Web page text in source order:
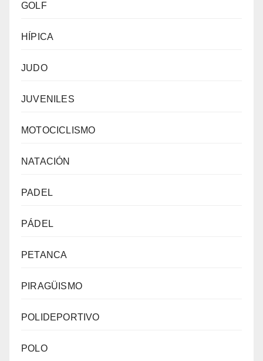
GOLF
HÍPICA
JUDO
JUVENILES
MOTOCICLISMO
NATACIÓN
PADEL
PÁDEL
PETANCA
PIRAGÜISMO
POLIDEPORTIVO
POLO